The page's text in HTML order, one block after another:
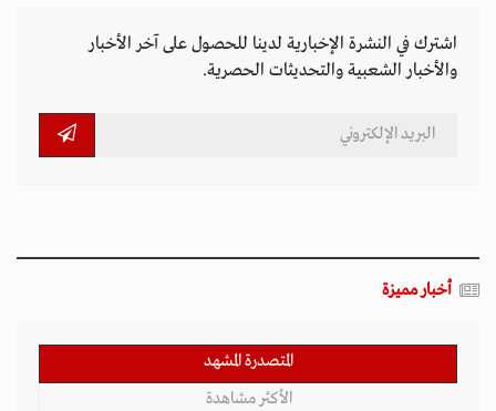
اشترك في النشرة الإخبارية لدينا للحصول على آخر الأخبار
والأخبار الشعبية والتحديثات الحصرية.
أخبار مميزة
المتصدرة المشهد
الأكثر مشاهدة